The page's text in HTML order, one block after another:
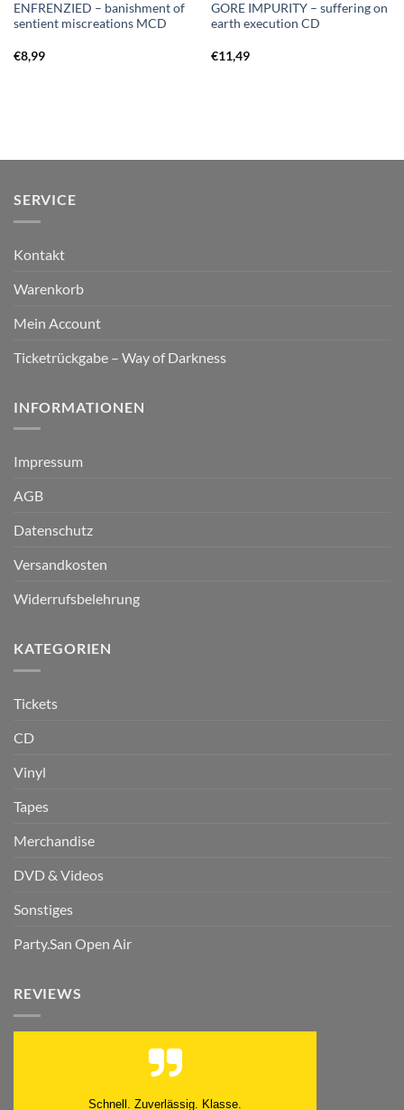
ENFRENZIED – banishment of
sentient miscreations MCD
€8,99
GORE IMPURITY – suffering on
earth execution CD
€11,49
SERVICE
Kontakt
Warenkorb
Mein Account
Ticketrückgabe – Way of Darkness
INFORMATIONEN
Impressum
AGB
Datenschutz
Versandkosten
Widerrufsbelehrung
KATEGORIEN
Tickets
CD
Vinyl
Tapes
Merchandise
DVD & Videos
Sonstiges
Party.San Open Air
REVIEWS
Schnell. Zuverlässig. Klasse.